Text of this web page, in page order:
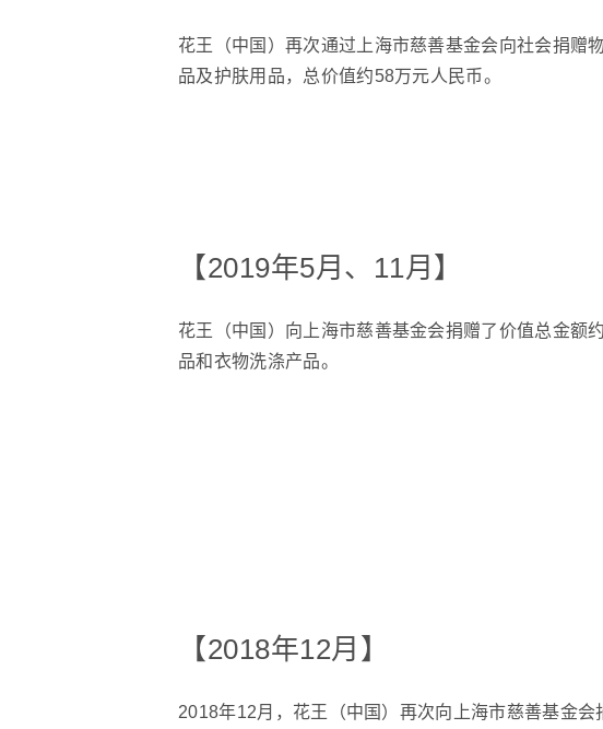
花王（中国）再次通过上海市慈善基金会向社会捐赠
品及护肤用品，总价值约58万元人民币。
【2019年5月、11月】
花王（中国）向上海市慈善基金会捐赠了价值总金额
品和衣物洗涤产品。
【2018年12月】
2018年12月，花王（中国）再次向上海市慈善基金